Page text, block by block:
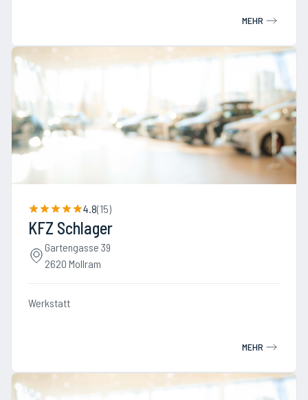
MEHR
4.8(15)
KFZ Schlager
Gartengasse 39
2620 Mollram
Werkstatt
MEHR